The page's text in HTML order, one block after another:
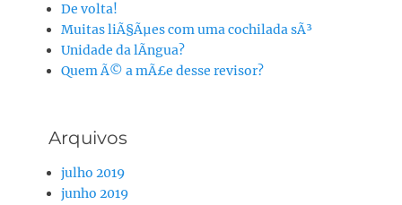
De volta!
Muitas liÃ§Ãµes com uma cochilada sÃ³
Unidade da lÃ­ngua?
Quem Ã© a mÃ£e desse revisor?
Arquivos
julho 2019
junho 2019